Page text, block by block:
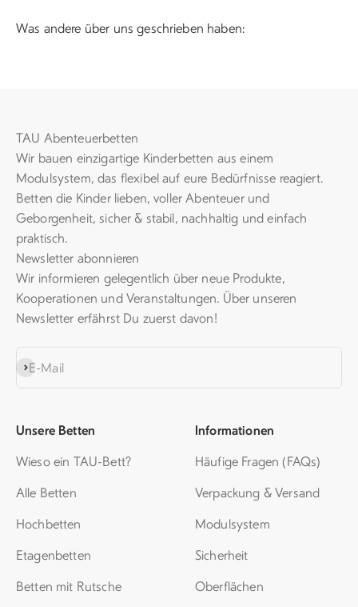
Was andere über uns geschrieben haben:
TAU Abenteuerbetten
Wir bauen einzigartige Kinderbetten aus einem
Modulsystem, das flexibel auf eure Bedürfnisse reagiert.
Betten die Kinder lieben, voller Abenteuer und
Geborgenheit, sicher & stabil, nachhaltig und einfach
praktisch.
Newsletter abonnieren
Wir informieren gelegentlich über neue Produkte,
Kooperationen und Veranstaltungen. Über unseren
Newsletter erfährst Du zuerst davon!
E-Mail
Abonnieren
Unsere Betten
Wieso ein TAU-Bett?
Alle Betten
Hochbetten
Etagenbetten
Betten mit Rutsche
Informationen
Häufige Fragen (FAQs)
Verpackung & Versand
Modulsystem
Sicherheit
Oberflächen